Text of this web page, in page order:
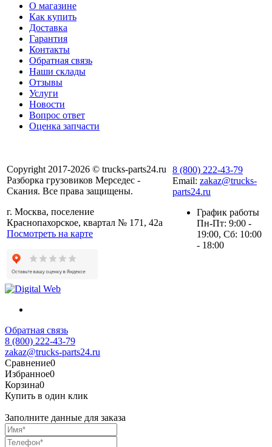
О магазине
Как купить
Доставка
Гарантия
Контакты
Обратная связь
Наши склады
Отзывы
Услуги
Новости
Вопрос ответ
Оценка запчасти
Copyright 2017-2026 © trucks-parts24.ru
Разборка грузовиков Мерседес -
Скания. Все права защищены.
г. Москва, поселение
Краснопахорское, квартал № 171, 42а
Посмотреть на карте
8 (800) 222-43-79
Email: zakaz@trucks-
parts24.ru
График работы
Пн-Пт: 9:00 -
19:00, Сб: 10:00
- 18:00
Обратная связь
8 (800) 222-43-79
zakaz@trucks-parts24.ru
Сравнение0
Избранное0
Корзина0
Купить в один клик
Заполните данные для заказа